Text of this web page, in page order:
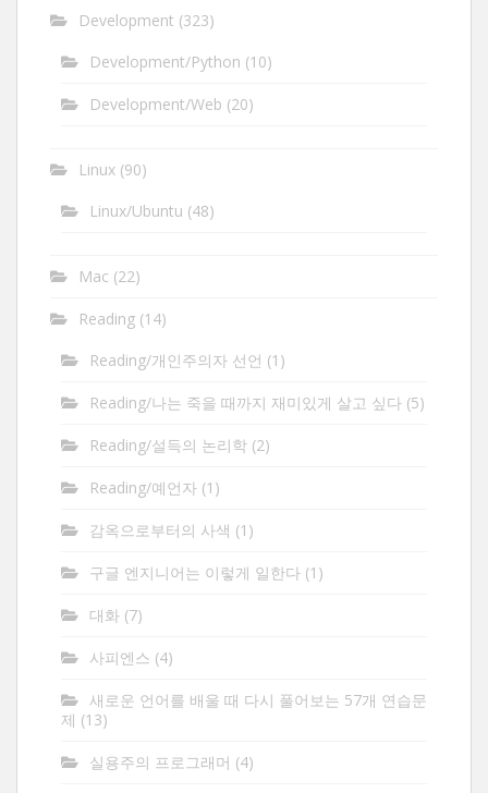
Development (323)
Development/Python (10)
Development/Web (20)
Linux (90)
Linux/Ubuntu (48)
Mac (22)
Reading (14)
Reading/개인주의자 선언 (1)
Reading/나는 죽을 때까지 재미있게 살고 싶다 (5)
Reading/설득의 논리학 (2)
Reading/예언자 (1)
감옥으로부터의 사색 (1)
구글 엔지니어는 이렇게 일한다 (1)
대화 (7)
사피엔스 (4)
새로운 언어를 배울 때 다시 풀어보는 57개 연습문
제 (13)
실용주의 프로그래머 (4)